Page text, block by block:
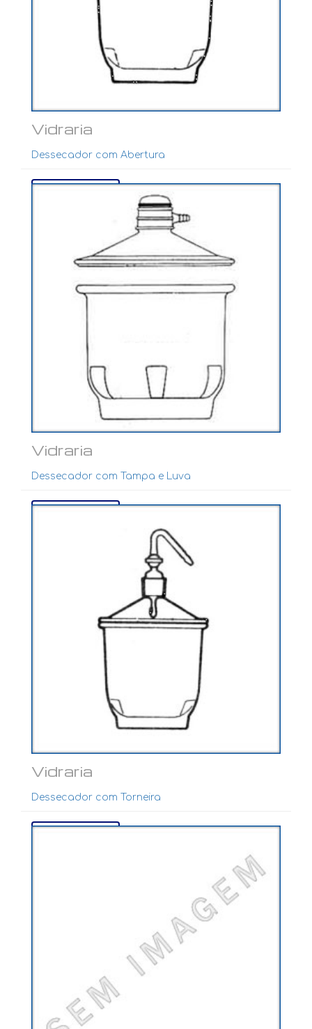
Vidraria
Dessecador com Abertura
Ver mais...
Vidraria
Dessecador com Tampa e Luva
Ver mais...
Vidraria
Dessecador com Torneira
Ver mais...